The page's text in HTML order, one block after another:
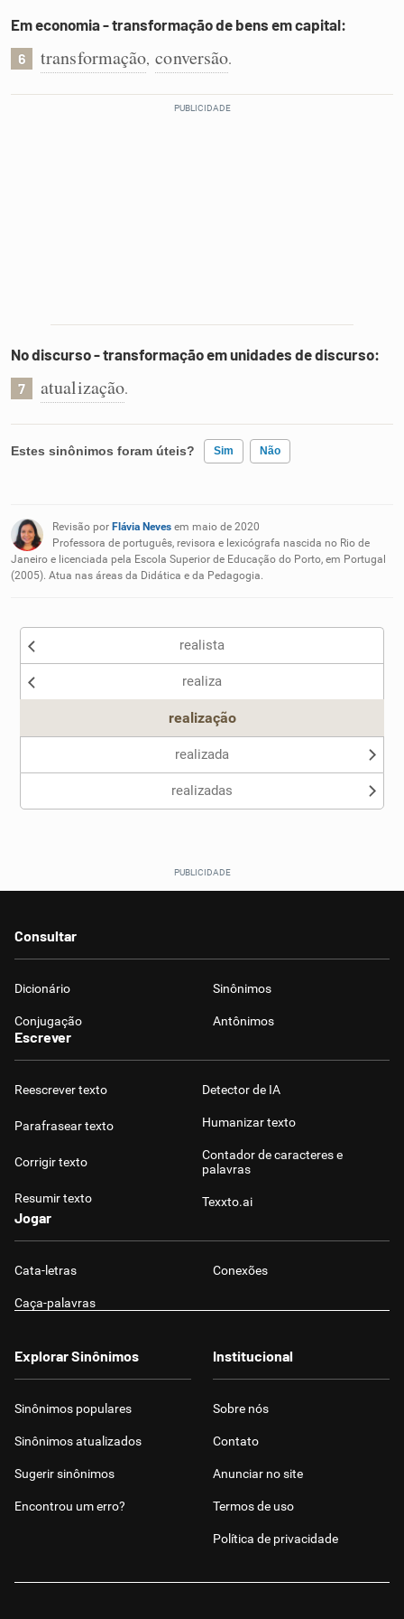
Em economia - transformação de bens em capital:
6 transformação, conversão.
No discurso - transformação em unidades de discurso:
7 atualização.
Estes sinônimos foram úteis? Sim Não
Nenhum dos sinônimos apresentados me ajudou
Outro
Revisão por Flávia Neves em maio de 2020
Professora de português, revisora e lexicógrafa nascida no Rio de
Janeiro e licenciada pela Escola Superior de Educação do Porto, em Portugal
(2005). Atua nas áreas da Didática e da Pedagogia.
realista
realiza
realização
realizada
realizadas
Consultar
Dicionário Sinônimos
Conjugação Antônimos
Escrever
Reescrever texto
Parafrasear texto
Corrigir texto
Resumir texto
Detector de IA
Humanizar texto
Contador de caracteres e
palavras
Texxto.ai
Jogar
Cata-letras Conexões
Caça-palavras
Explorar Sinônimos
Sinônimos populares
Sinônimos atualizados
Sugerir sinônimos
Encontrou um erro?
Institucional
Sobre nós
Contato
Anunciar no site
Termos de uso
Política de privacidade